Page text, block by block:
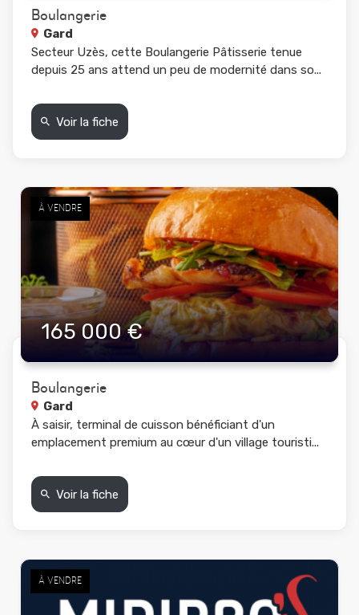
Boulangerie
Gard
Secteur Uzès, cette Boulangerie Pâtisserie tenue
depuis 25 ans attend un peu de modernité dans so...
Voir la fiche
À VENDRE
165 000 €
Boulangerie
Gard
À saisir, terminal de cuisson bénéficiant d'un
emplacement premium au cœur d'un village touristi...
Voir la fiche
À VENDRE